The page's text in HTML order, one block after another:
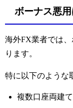
ボーナス悪
海外FX業者では
ります。
特に以下のような
複数口座両建て